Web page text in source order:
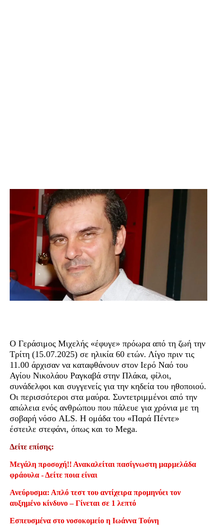
Ο Γεράσιμος Μιχελής «έφυγε» πρόωρα από τη ζωή την
Τρίτη (15.07.2025) σε ηλικία 60 ετών. Λίγο πριν τις
11.00 άρχισαν να καταφθάνουν στον Ιερό Ναό του
Αγίου Νικολάου Ραγκαβά στην Πλάκα, φίλοι,
συνάδελφοι και συγγενείς για την κηδεία του ηθοποιού.
Οι περισσότεροι στα μαύρα. Συντετριμμένοι από την
απώλεια ενός ανθρώπου που πάλευε για χρόνια με τη
σοβαρή νόσο ALS. Η ομάδα του «Παρά Πέντε»
έστειλε στεφάνι, όπως και το Mega.
Δείτε επίσης:
Μεγάλη προσοχή!! Ανακαλείται πασίγνωστη μαρμελάδα
φράουλα - Δείτε ποια είναι
Ανεύρυσμα: Απλό τεστ του αντίχειρα προμηνύει τον
αυξημένο κίνδυνο – Γίνεται σε 1 λεπτό
Εσπευσμένα στο νοσοκομείο η Ιωάννα Τούνη